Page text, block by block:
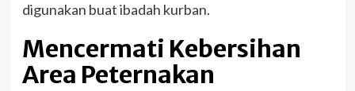
digunakan buat ibadah kurban.
Mencermati Kebersihan
Area Peternakan